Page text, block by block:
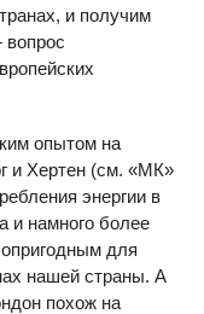
и получим
опытом на
и Хертен (см. «МК»
энергии в
и намного более
для
нашей страны. А
похож на